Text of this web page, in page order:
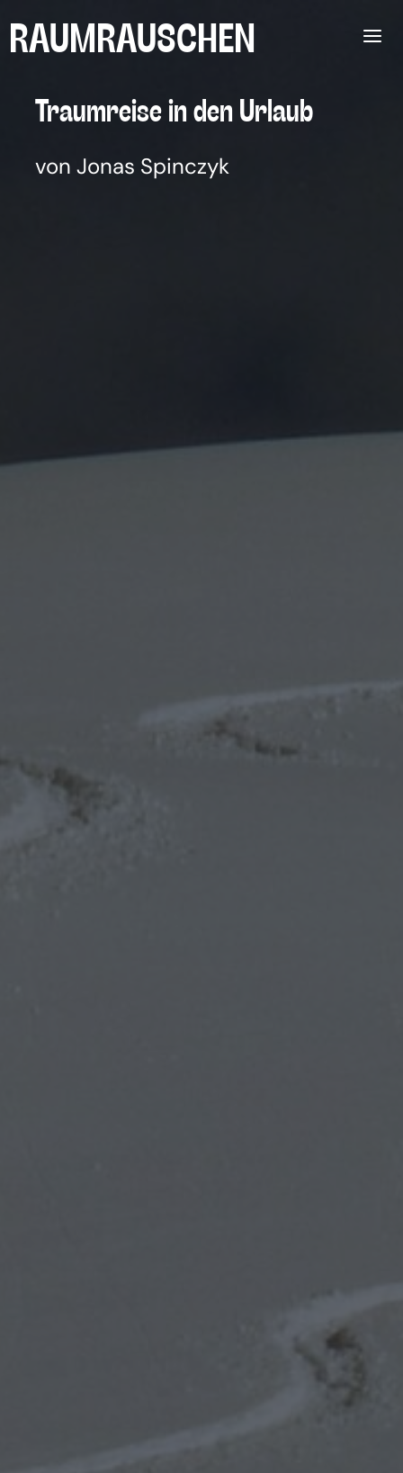
Inhalt
RAUMRAUSCHEN
Traum­rei­se in den Urlaub
von Jonas Spinczyk